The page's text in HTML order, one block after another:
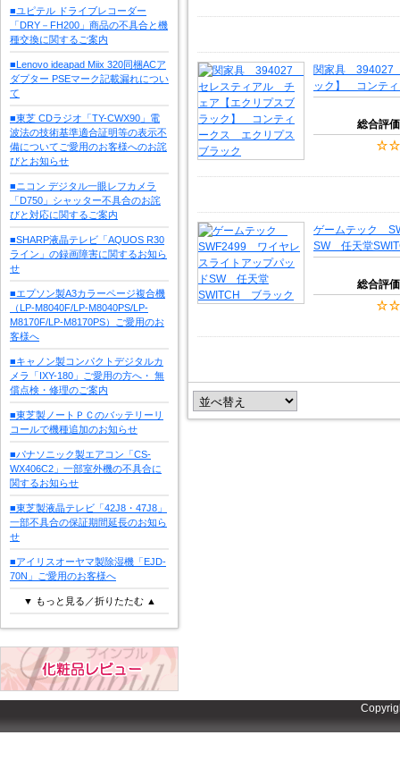
■ユピテル ドライブレコーダー
「DRY－FH200」商品の不具合と機
種交換に関するご案内
■Lenovo ideapad Miix 320同梱ACア
ダプター PSEマーク記載漏れについ
て
■東芝 CDラジオ「TY-CWX90」電
波法の技術基準適合証明等の表示不
備についてご愛用のお客様へのお詫
びとお知らせ
■ニコン デジタル一眼レフカメラ
「D750」シャッター不具合のお詫
びと対応に関するご案内
■SHARP液晶テレビ「AQUOS R30
ライン」の録画障害に関するお知ら
せ
■エプソン製A3カラーページ複合機
（LP-M8040F/LP-M8040PS/LP-
M8170F/LP-M8170PS）ご愛用のお
客様へ
■キャノン製コンパクトデジタルカ
メラ「IXY-180」ご愛用の方へ・ 無
償点検・修理のご案内
■東芝製ノートＰＣのバッテリーリ
コールで機種追加のお知らせ
■パナソニック製エアコン「CS-
WX406C2」一部室外機の不具合に
関するお知らせ
■東芝製液晶テレビ「42J8・47J8」
一部不具合の保証期間延長のお知ら
せ
■アイリスオーヤマ製除湿機「EJD-
70N」ご愛用のお客様へ
▼ もっと見る／折りたたむ ▲
関家具 394027
ック】 コンテ
総合評価
ゲームテック
SW 任天堂
総合評価